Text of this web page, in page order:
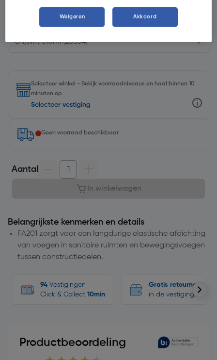
Kies productvariant
Selecteer winkel - Bekijk voorraadniveaus en haal binnen 10
minuten op
Selecteer vestiging
Geen voorraad beschikbaar
Aantal
In winkelwagen
Belangrijkste kenmerken en details
FA201 zorgt voor een langdurige elastische afdichting
van voegen in sanitaire ruimten en bewegingsvoegen
tussen constructiedelen.
94 Vestigingen
Click & Collect 10min
Gratis retourneren
in de vestigingen
Productbeoordeling
Weigeren Akkoord